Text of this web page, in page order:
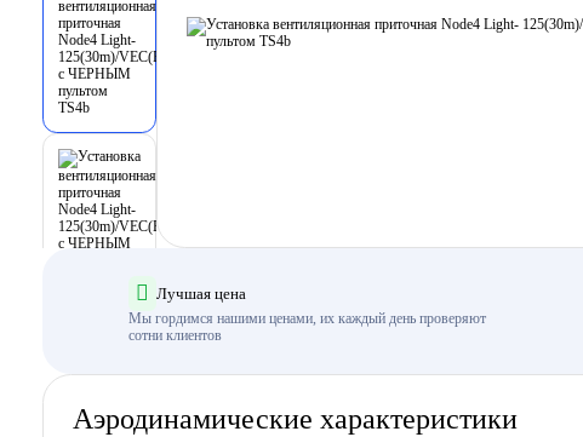
Лучшая цена
Мы гордимся нашими ценами, их каждый день проверяют
сотни клиентов
Аэродинамические характеристики